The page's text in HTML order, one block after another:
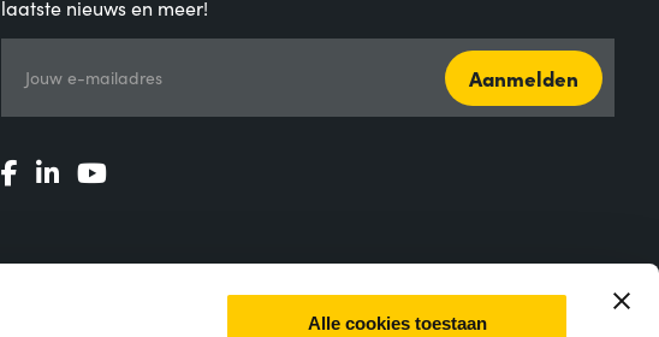
Alle cookies toestaan
laatste nieuws en meer!
Jouw e-mailadres Aanmelden